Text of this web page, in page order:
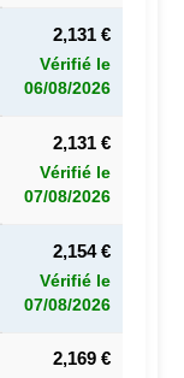
2,131 €
Vérifié le
06/08/2026
2,131 €
Vérifié le
07/08/2026
2,154 €
Vérifié le
07/08/2026
2,169 €